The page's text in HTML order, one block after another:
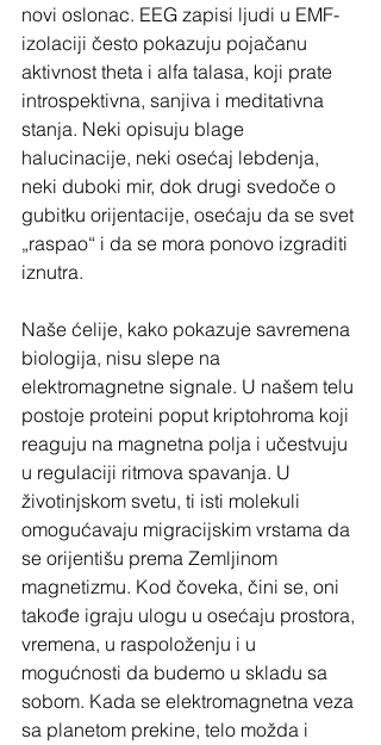
novi oslonac. EEG zapisi ljudi u EMF-
izolaciji često pokazuju pojačanu
aktivnost theta i alfa talasa, koji prate
introspektivna, sanjiva i meditativna
stanja. Neki opisuju blage
halucinacije, neki osećaj lebdenja,
neki duboki mir, dok drugi svedoče o
gubitku orijentacije, osećaju da se svet
„raspao“ i da se mora ponovo izgraditi
iznutra.
Naše ćelije, kako pokazuje savremena
biologija, nisu slepe na
elektromagnetne signale. U našem telu
postoje proteini poput kriptohroma koji
reaguju na magnetna polja i učestvuju
u regulaciji ritmova spavanja. U
životinjskom svetu, ti isti molekuli
omogućavaju migracijskim vrstama da
se orijentišu prema Zemljinom
magnetizmu. Kod čoveka, čini se, oni
takođe igraju ulogu u osećaju prostora,
vremena, u raspoloženju i u
mogućnosti da budemo u skladu sa
sobom. Kada se elektromagnetna veza
sa planetom prekine, telo možda i